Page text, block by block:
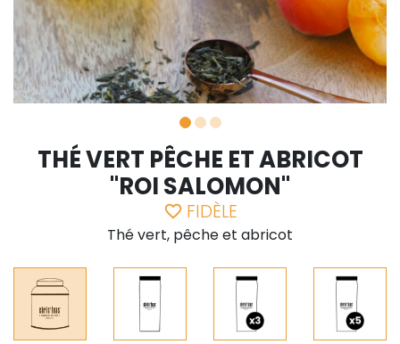
THÉ VERT PÊCHE ET ABRICOT
"ROI SALOMON"
favorite_border FIDÈLE
Thé vert, pêche et abricot